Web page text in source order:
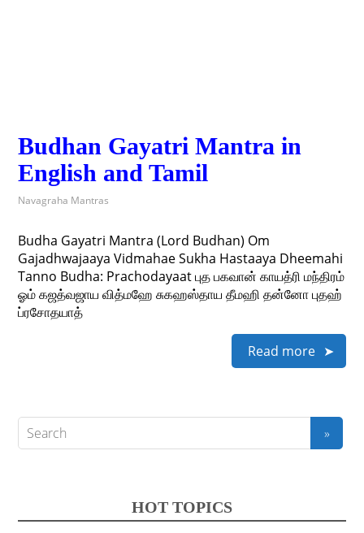
Budhan Gayatri Mantra in
English and Tamil
Navagraha Mantras
Budha Gayatri Mantra (Lord Budhan) Om
Gajadhwajaaya Vidmahae Sukha Hastaaya Dheemahi
Tanno Budha: Prachodayaat புத பகவான் காயத்ரி மந்திரம்
ஓம் கஜத்வஜாய வித்மஹே சுகஹஸ்தாய தீமஹி தன்னோ புதஹ்
ப்ரசோதயாத்
Read more
HOT TOPICS